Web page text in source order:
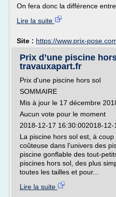
On fera donc la différence entre
Lire la suite
Site : https://www.prix-
Prix d’une piscine
travauxapart.fr
Prix d'une piscine hors sol
SOMMAIRE
Mis à jour le 17 décembre
Aucun vote pour le moment
2018-12-17 16:30:002018-
La piscine hors sol est, à
coûteuse dans l'univers des
piscine gonflable des tout-
piscines hors sol, des plus
toutes les tailles et pour...
Lire la suite